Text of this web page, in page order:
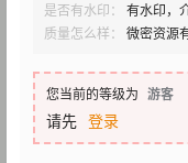
是否有水印：
有水印，
质量怎么样：
微密资源
您当前的等级为 游客
请先 登录